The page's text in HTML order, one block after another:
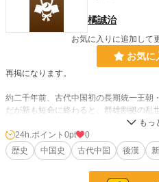
橘誠治
お気に入りに追加して
お気に
再掲になります。
約二千年前、古代中国初の長期統一王朝
だが新も短命に終わると、群雄割拠の乱
挫折と成功を繰り返しながら後漢帝国を
の物語。
24h.ポイント 0pt
0
歴史
中国史 古代中国 後漢